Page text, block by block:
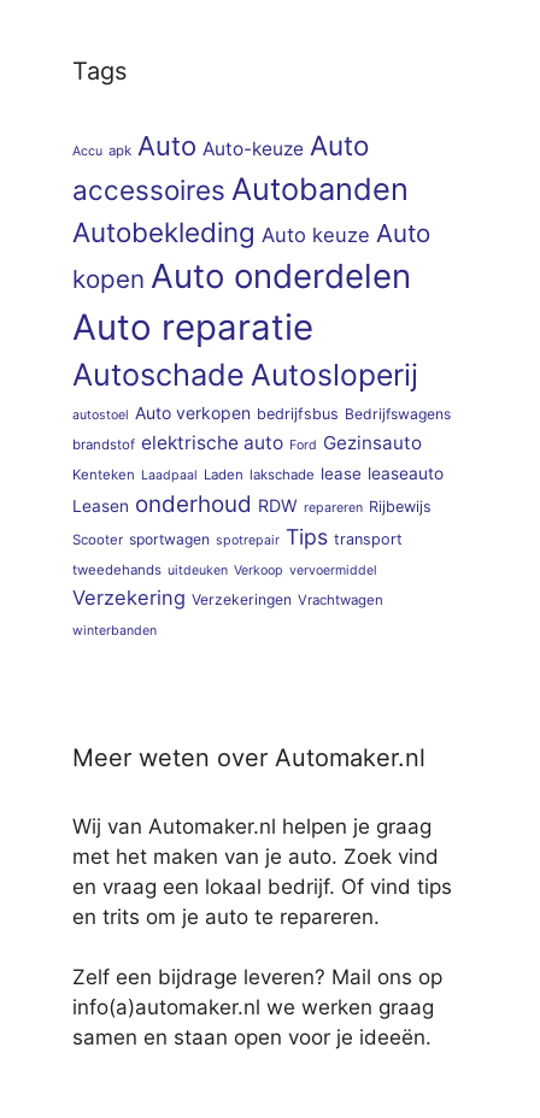
Tags
Accu apk Auto Auto-keuze Auto
accessoires Autobanden
Autobekleding Auto keuze Auto
kopen Auto onderdelen
Auto reparatie
Autoschade Autosloperij
autostoel Auto verkopen bedrijfsbus Bedrijfswagens
brandstof elektrische auto Ford Gezinsauto
Kenteken Laadpaal Laden lakschade lease leaseauto
Leasen onderhoud RDW repareren Rijbewijs
Scooter sportwagen spotrepair Tips transport
tweedehands uitdeuken Verkoop vervoermiddel
Verzekering Verzekeringen Vrachtwagen
winterbanden
Meer weten over Automaker.nl
Wij van Automaker.nl helpen je graag
met het maken van je auto. Zoek vind
en vraag een lokaal bedrijf. Of vind tips
en trits om je auto te repareren.
Zelf een bijdrage leveren? Mail ons op
info(a)automaker.nl we werken graag
samen en staan open voor je ideeën.